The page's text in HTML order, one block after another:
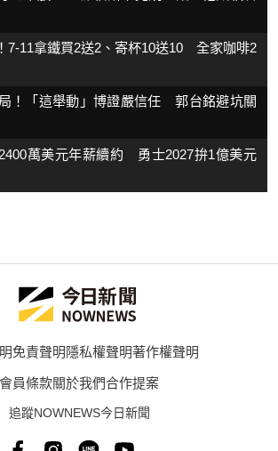
7-11拿鐵買2送2、寄杯10送10 全家咖啡2
！「這舉動」博證嚴信任 郭台銘避坑關
萬美元年薪續約 勇士2027拚1億美元
免責聲明隱私權聲明著作權聲明
會員條款關於我們合作提案
追蹤NOWNEWS今日新聞